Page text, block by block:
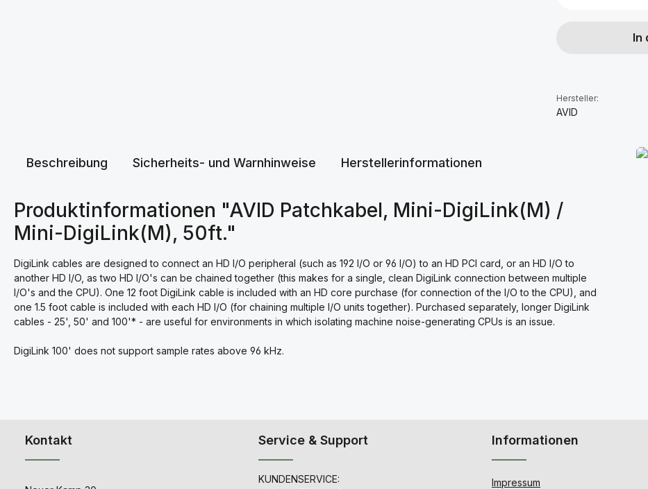
In
Hersteller:
AVID
Beschreibung Sicherheits- und Warnhinweise Herstellerinformationen
Produktinformationen "AVID Patchkabel, Mini-DigiLink(M) /
Mini-DigiLink(M), 50ft."
DigiLink cables are designed to connect an HD I/O peripheral (such as 192 I/O or 96 I/O) to an HD PCI card, or an HD I/O to
another HD I/O, as two HD I/O's can be chained together (this makes for a single, clean DigiLink connection between multiple
I/O's and the CPU). One 12 foot DigiLink cable is included with an HD core purchase (for connection of the I/O to the CPU), and
one 1.5 foot cable is included with each HD I/O (for chaining multiple I/O units together). Purchased separately, longer DigiLink
cables - 25', 50' and 100'* - are useful for environments in which isolating machine noise-generating CPUs is an issue.
DigiLink 100' does not support sample rates above 96 kHz.
Kontakt Service & Support
KUNDENSERVICE:
Informationen
Impressum